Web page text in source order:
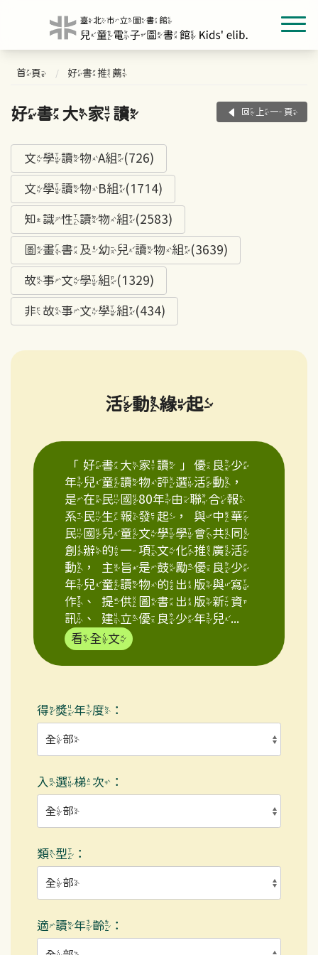
首頁 好書推薦
好書大家讀 回上一頁
文學讀物A組(726)
文學讀物B組(1714)
知識性讀物組(2583)
圖畫書及幼兒讀物組(3639)
故事文學組(1329)
非故事文學組(434)
活動緣起
「好書大家讀」優良少
年兒童讀物評選活動，
是在民國80年由聯合報
系民生報發起，與中華
民國兒童文學學會共同
創辦的一項文化推廣活
動，主旨是鼓勵優良少
年兒童讀物的出版與寫
作、提供圖書出版新資
訊、建立優良少年兒...
看全文
得獎年度：
入選梯次：
類型：
適讀年齡：